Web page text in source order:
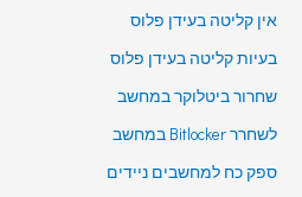
אין קליטה בעידן פלוס
בעיות קליטה בעידן פלוס
שחרור ביטלוקר במחשב
לשחרר Bitlocker במחשב
ספק כח למחשבים ניידים